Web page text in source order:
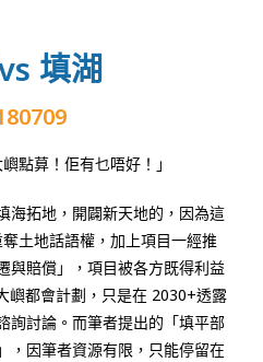
填湖
點萛！佢有乜唔好！」
海拓地，開闢新天地的，因為這
土地話語權，加上項目一經推
與賠償」，項目被各方既得利益
嶼都會計劃，只是在 2030+透露
詢討論。而筆者提出的「填平部
，因筆者資源有限，只能停留在